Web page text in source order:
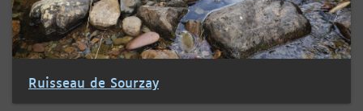
Ruisseau de Sourzay